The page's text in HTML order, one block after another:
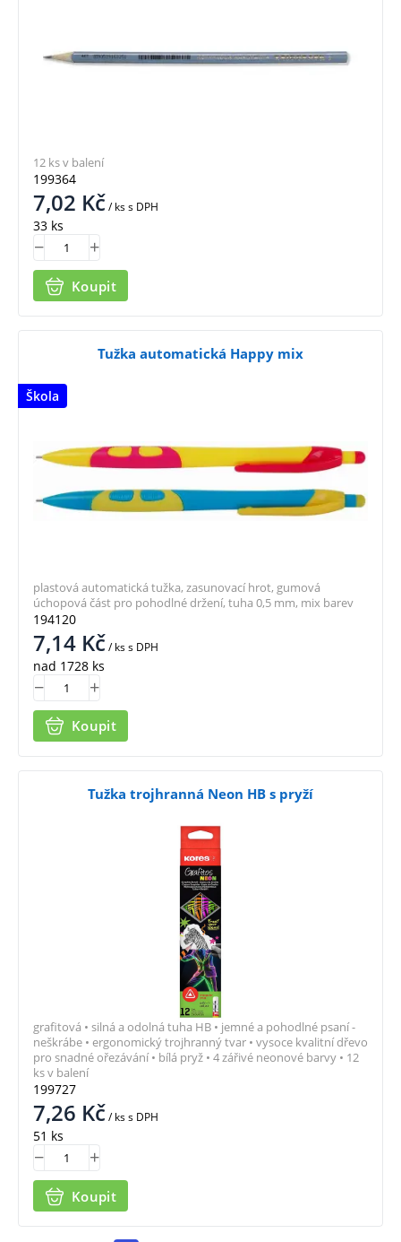
199364
7,02 Kč/ kss DPH
33 ks
Koupit
12 ks v balení
Škola
Tužka automatická Happy mix
194120
7,14 Kč/ kss DPH
nad 1728 ks
Koupit
plastová automatická tužka, zasunovací hrot, gumová
úchopová část pro pohodlné držení, tuha 0,5 mm, mix barev
Tužka trojhranná Neon HB s pryží
199727
7,26 Kč/ kss DPH
51 ks
Koupit
grafitová • silná a odolná tuha HB • jemné a pohodlné psaní -
neškrábe • ergonomický trojhranný tvar • vysoce kvalitní dřevo
pro snadné ořezávání • bílá pryž • 4 zářivé neonové barvy • 12
ks v balení